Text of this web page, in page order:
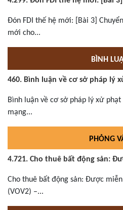
Đón FDI thế hệ mới: [Bài 3]
mới cho...
BÌNH
460. Bình luận về cơ sở pháp lý
Bình luận về cơ sở pháp lý xử
mạng...
PHỎNG
4.721. Cho thuê bất động sản:
Cho thuê bất động sản: Được
(VOV2) –...